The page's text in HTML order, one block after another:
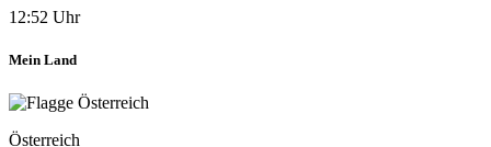
12:52 Uhr
Mein Land
Österreich